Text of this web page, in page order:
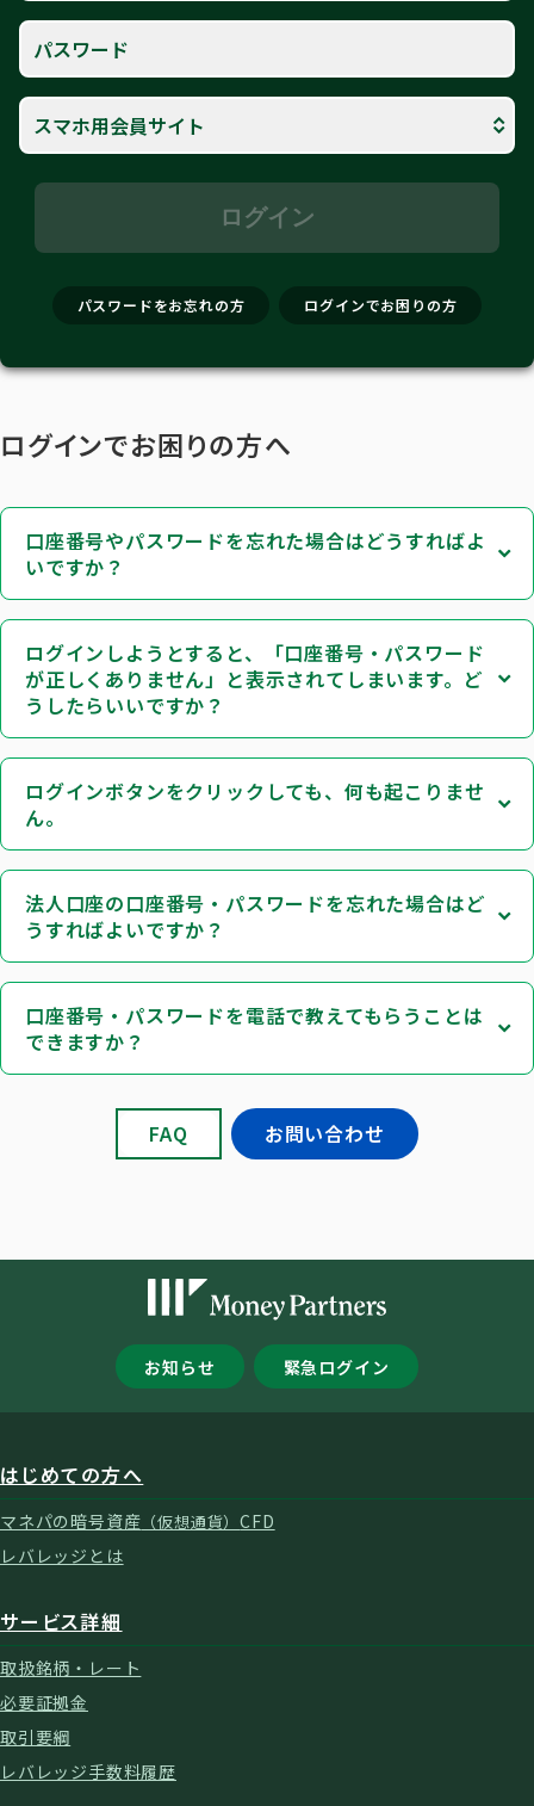
ログイン
号
ー
ン
パスワードをお忘れの方 ログインでお困りの方
ログインでお困りの方へ
口座番号やパスワードを忘れた場合はどうすればよ
いですか？
ログインしようとすると、「口座番号・パスワード
が正しくありません」と表示されてしまいます。ど
うしたらいいですか？
ログインボタンをクリックしても、何も起こりませ
ん。
法人口座の口座番号・パスワードを忘れた場合はど
うすればよいですか？
口座番号・パスワードを電話で教えてもらうことは
できますか？
FAQ お問い合わせ
お知らせ 緊急ログイン
はじめての方へ
マネパの暗号資産 （仮想通貨）CFD
レバレッジとは
サービス詳細
取扱銘柄・レート
必要証拠金
取引要綱
レバレッジ手数料履歴